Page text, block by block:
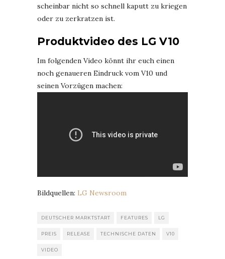
scheinbar nicht so schnell kaputt zu kriegen
oder zu zerkratzen ist.
Produktvideo des LG V10
Im folgenden Video könnt ihr euch einen
noch genaueren Eindruck vom V10 und
seinen Vorzügen machen:
Bildquellen: LG Newsroom
DEUTSCHER MARKTSTART FEATURES LG
PREIS RELEASE TECHNISCHE DATEN V10
VIDEO